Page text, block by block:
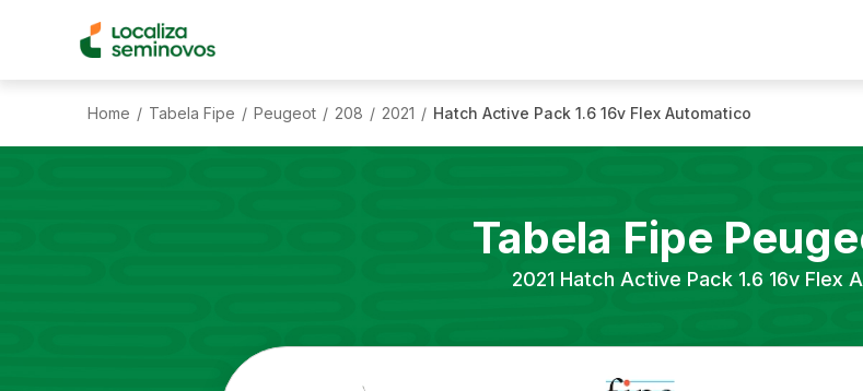
Home / Tabela Fipe / Peugeot / 208 / 2021 / Hatch Active Pack 1.6 16v Flex Automatico
Tabela Fipe
2021 Hatch Active Pack 1.6 16v Flex